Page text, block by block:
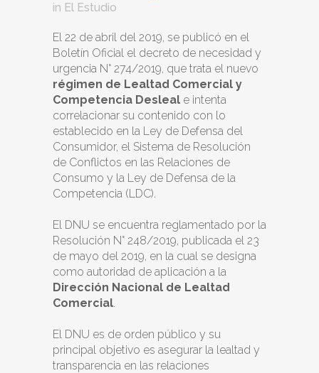
in El Estudio
El 22 de abril del 2019, se publicó en el
Boletín Oficial el decreto de necesidad y
urgencia N° 274/2019, que trata el nuevo
régimen de Lealtad Comercial y
Competencia Desleal e intenta
correlacionar su contenido con lo
establecido en la Ley de Defensa del
Consumidor, el Sistema de Resolución
de Conflictos en las Relaciones de
Consumo y la Ley de Defensa de la
Competencia (LDC).
El DNU se encuentra reglamentado por la
Resolución N° 248/2019, publicada el 23
de mayo del 2019, en la cual se designa
como autoridad de aplicación a la
Dirección Nacional de Lealtad
Comercial.
El DNU es de orden público y su
principal objetivo es asegurar la lealtad y
transparencia en las relaciones